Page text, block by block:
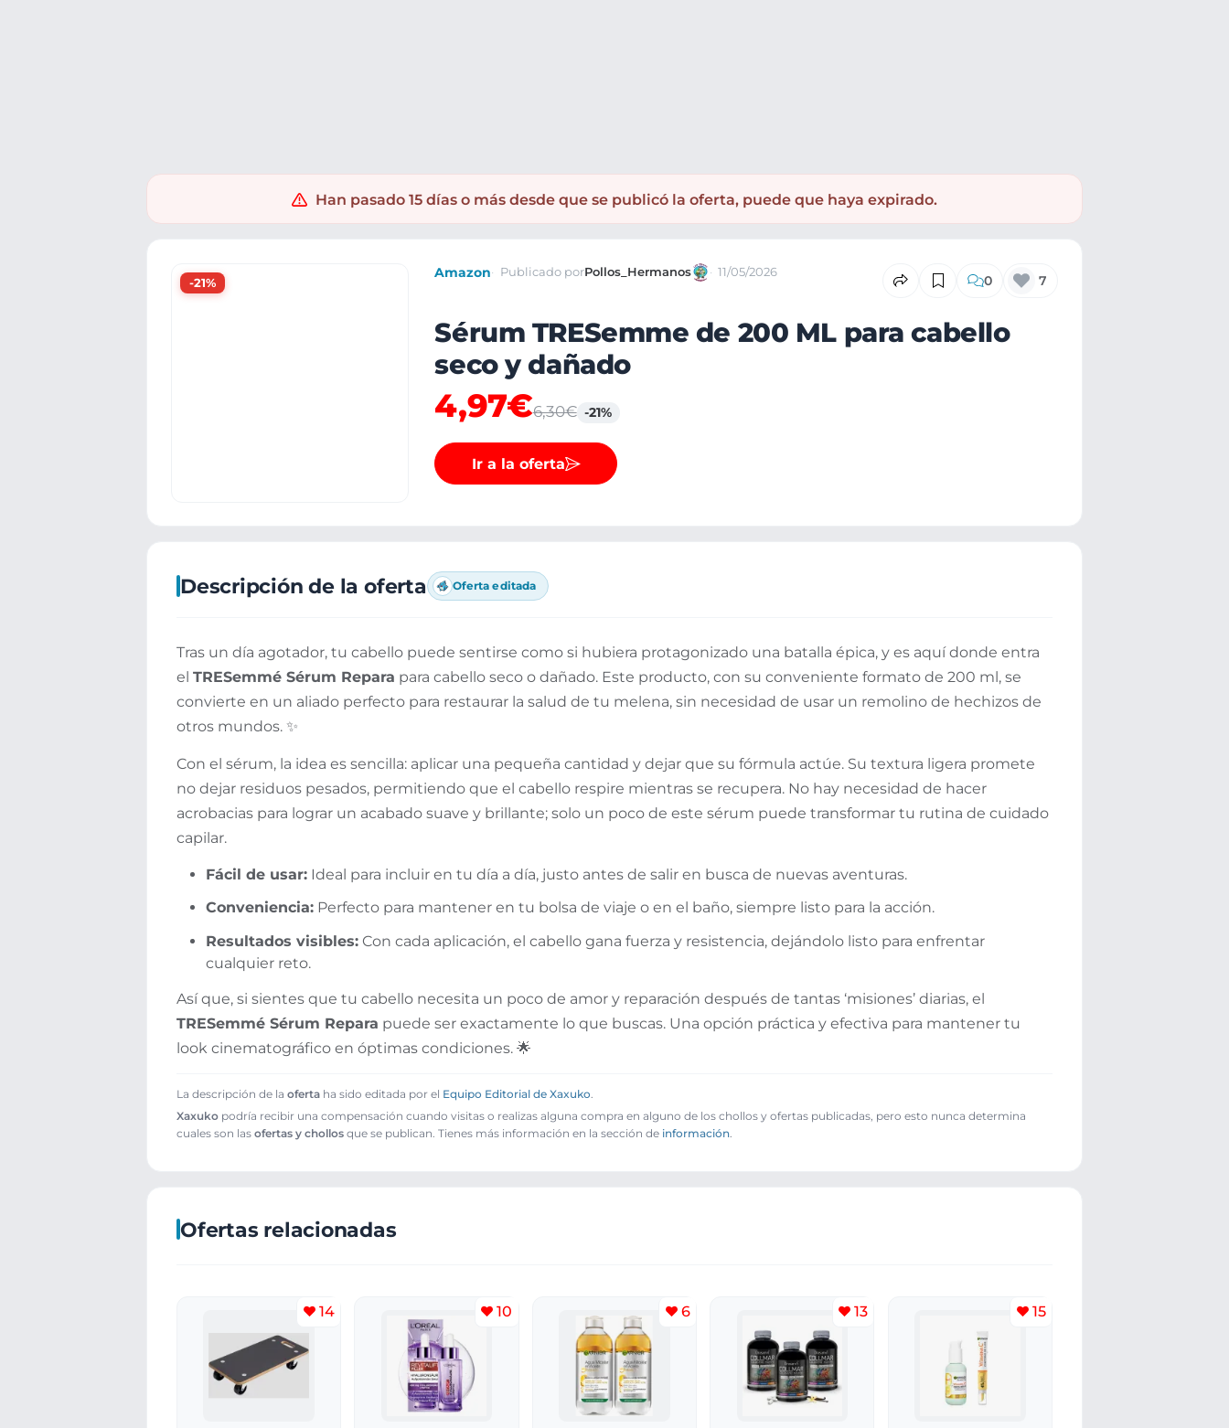
Han pasado 15 días o más desde que se publicó la oferta, puede que haya expirado.
-21%
Amazon Publicado porPollos_Hermanos 11/05/2026 0 7
Sérum TRESemme de 200 ML para cabello
seco y dañado
4,97€6,30€ -21%
Ir a la oferta
Descripción de la oferta Oferta editada
Tras un día agotador, tu cabello puede sentirse como si hubiera protagonizado una batalla épica, y es aquí donde entra
el TRESemmé Sérum Repara para cabello seco o dañado. Este producto, con su conveniente formato de 200 ml, se
convierte en un aliado perfecto para restaurar la salud de tu melena, sin necesidad de usar un remolino de hechizos de
otros mundos. ✨
Con el sérum, la idea es sencilla: aplicar una pequeña cantidad y dejar que su fórmula actúe. Su textura ligera promete
no dejar residuos pesados, permitiendo que el cabello respire mientras se recupera. No hay necesidad de hacer
acrobacias para lograr un acabado suave y brillante; solo un poco de este sérum puede transformar tu rutina de cuidado
capilar.
Fácil de usar: Ideal para incluir en tu día a día, justo antes de salir en busca de nuevas aventuras.
Conveniencia: Perfecto para mantener en tu bolsa de viaje o en el baño, siempre listo para la acción.
Resultados visibles: Con cada aplicación, el cabello gana fuerza y resistencia, dejándolo listo para enfrentar
cualquier reto.
Así que, si sientes que tu cabello necesita un poco de amor y reparación después de tantas ‘misiones’ diarias, el
TRESemmé Sérum Repara puede ser exactamente lo que buscas. Una opción práctica y efectiva para mantener tu
look cinematográfico en óptimas condiciones. 🌟
La descripción de la oferta ha sido editada por el Equipo Editorial de Xaxuko
Xaxuko podría recibir una compensación cuando visitas o realizas alguna compra en alguno de los chollos y ofertas publicadas, pero esto nunca determina
cuales son las ofertas y chollos que se publican. Tienes más información en la sección de información
Ofertas relacionadas
14 10 6 13 15